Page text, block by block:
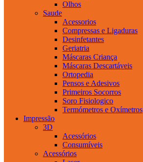
Olhos
Saude
Acessorios
Compressas e Ligaduras
Desinfetantes
Geriatria
Máscaras Criança
Máscaras Descartáveis
Ortopedia
Pensos e Adesivos
Primeiros Socorros
Soro Fisiologico
Termómetros e Oxímetros
Impressão
3D
Acessórios
Consumíveis
Acessórios